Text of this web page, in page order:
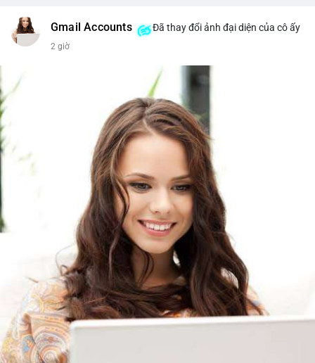
Gmail Accounts Đã thay đổi ảnh đại diện của cô ấy
2 giờ